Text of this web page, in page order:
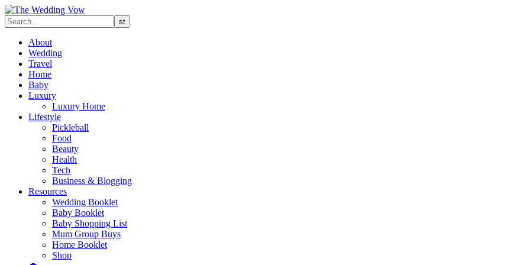
About
Wedding
Travel
Home
Baby
Luxury
Luxury Home
Lifestyle
Pickleball
Food
Beauty
Health
Tech
Business & Blogging
Resources
Wedding Booklet
Baby Booklet
Baby Shopping List
Mum Group Buys
Home Booklet
Shop